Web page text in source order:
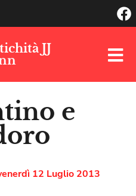
JJ
e
12 Luglio 2013